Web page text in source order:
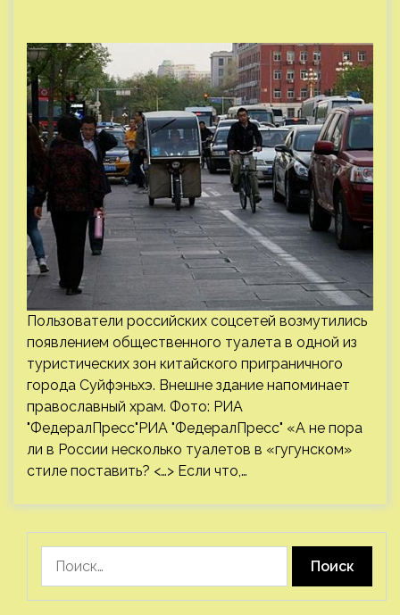
Пользователи российских соцсетей возмутились
появлением общественного туалета в одной из
туристических зон китайского приграничного
города Суйфэньхэ. Внешне здание напоминает
православный храм. Фото: РИА
"ФедералПресс"РИА "ФедералПресс" «А не пора
ли в России несколько туалетов в «гугунском»
стиле поставить? <…> Если что,…